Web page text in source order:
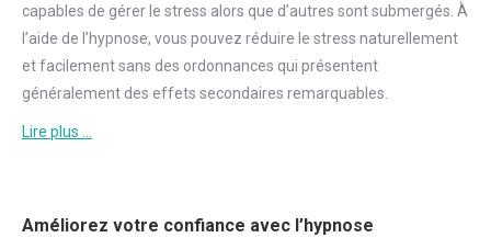
capables de gérer le stress alors que d’autres sont submergés. À
l’aide de l’hypnose, vous pouvez réduire le stress naturellement
et facilement sans des ordonnances qui présentent
généralement des effets secondaires remarquables.
Lire plus …
Améliorez votre confiance avec l’hypnose